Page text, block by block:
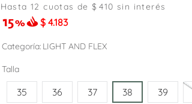
Hasta 12 cuotas de $ 410 sin interés
$ 4.183
Categoría LIGHT AND FLEX
Talla
35 36 37 38 39